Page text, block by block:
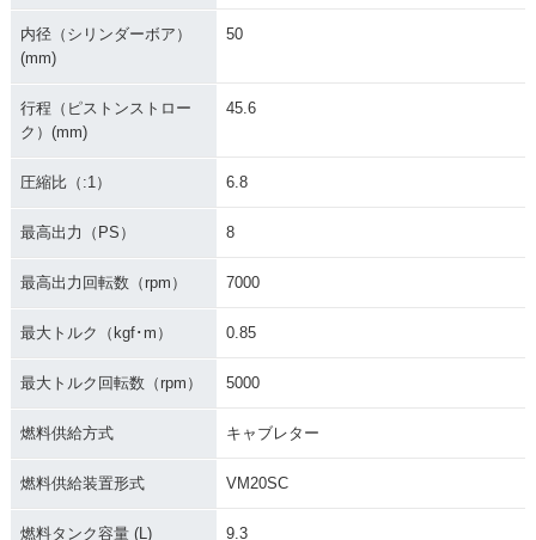
内径（シリンダーボア）
(mm)
50
行程（ピストンストロー
ク）(mm)
45.6
圧縮比（:1） 6.8
最高出力（PS） 8
最高出力回転数（rpm） 7000
最大トルク（kgf･m） 0.85
最大トルク回転数（rpm） 5000
燃料供給方式 キャブレター
燃料供給装置形式 VM20SC
燃料タンク容量 (L) 9.3